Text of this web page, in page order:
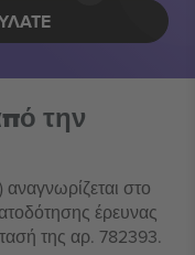
την
στο
έρευνας
της αρ. 782393.